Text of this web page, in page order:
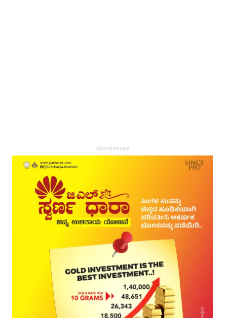
Advertisement